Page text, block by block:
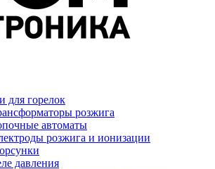
для горелок
розжига
автоматы
розжига и ионизации
давления